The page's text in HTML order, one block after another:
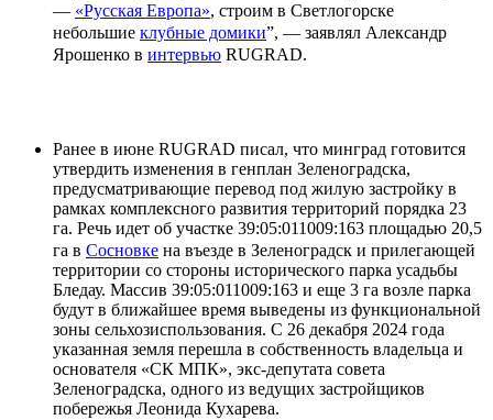
— «Русская Европа», строим в Светлогорске
небольшие клубные домики”, — заявлял Александр
Ярошенко в интервью RUGRAD.
Ранее в июне RUGRAD писал, что минград готовится
утвердить изменения в генплан Зеленоградска,
предусматривающие перевод под жилую застройку в
рамках комплексного развития территорий порядка 23
га. Речь идет об участке 39:05:011009:163 площадью 20,5
га в Сосновке на въезде в Зеленоградск и прилегающей
территории со стороны исторического парка усадьбы
Бледау. Массив 39:05:011009:163 и еще 3 га возле парка
будут в ближайшее время выведены из функциональной
зоны сельхозиспользования. С 26 декабря 2024 года
указанная земля перешла в собственность владельца и
основателя «СК МПК», экс-депутата совета
Зеленоградска, одного из ведущих застройщиков
побережья Леонида Кухарева.